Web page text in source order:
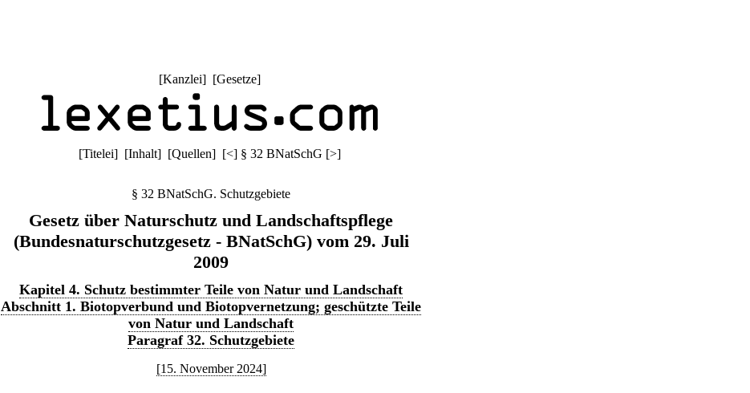
[Kanzlei] [Gesetze]
[Titelei] [Inhalt] [Quellen] [<] § 32 BNatSchG [>]
§ 32 BNatSchG. Schutzgebiete
Gesetz über Naturschutz und Landschaftspflege
(Bundesnaturschutzgesetz - BNatSchG) vom 29. Juli
2009
Kapitel 4. Schutz bestimmter Teile von Natur und Landschaft
Abschnitt 1. Biotopverbund und Biotopvernetzung; geschützte Teile
von Natur und Landschaft
Paragraf 32. Schutzgebiete
[15. November 2024]